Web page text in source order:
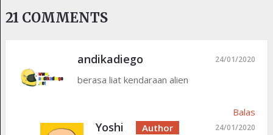
21 COMMENTS
andikadiego 24/01/2020
berasa liat kendaraan alien
Balas
Yoshi 24/01/2020